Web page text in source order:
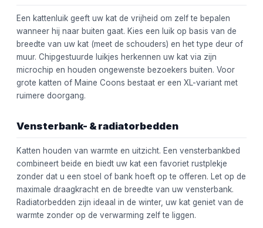
Een kattenluik geeft uw kat de vrijheid om zelf te bepalen
wanneer hij naar buiten gaat. Kies een luik op basis van de
breedte van uw kat (meet de schouders) en het type deur of
muur. Chipgestuurde luikjes herkennen uw kat via zijn
microchip en houden ongewenste bezoekers buiten. Voor
grote katten of Maine Coons bestaat er een XL-variant met
ruimere doorgang.
Vensterbank- & radiatorbedden
Katten houden van warmte en uitzicht. Een vensterbankbed
combineert beide en biedt uw kat een favoriet rustplekje
zonder dat u een stoel of bank hoeft op te offeren. Let op de
maximale draagkracht en de breedte van uw vensterbank.
Radiatorbedden zijn ideaal in de winter, uw kat geniet van de
warmte zonder op de verwarming zelf te liggen.